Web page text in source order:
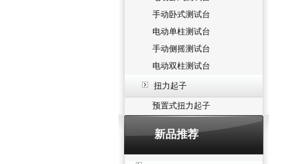
手动卧式测试台
电动单柱测试台
手动侧摇测试台
电动双柱测试台
扭力起子
预置式扭力起子
新品推荐